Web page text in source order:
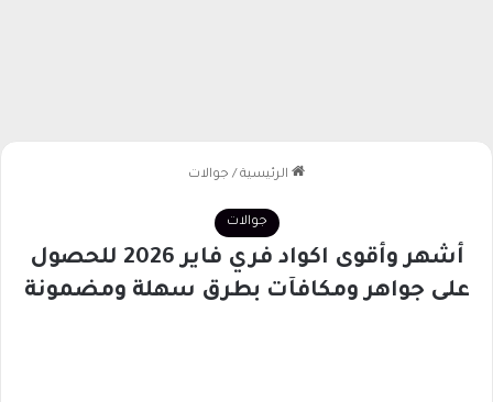
الرئيسية / جوالات
جوالات
أشهر وأقوى اكواد فري فاير 2026 للحصول
على جواهر ومكافآت بطرق سهلة ومضمونة